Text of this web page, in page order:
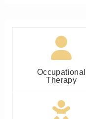
Occupational
Therapy